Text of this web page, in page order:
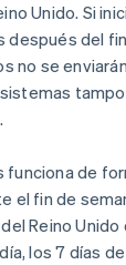
Unido. Si
después del
no se
funciona de
el fin de
Reino
los 7 días